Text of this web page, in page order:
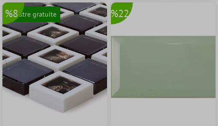
Mostre gratuite
%8 %22